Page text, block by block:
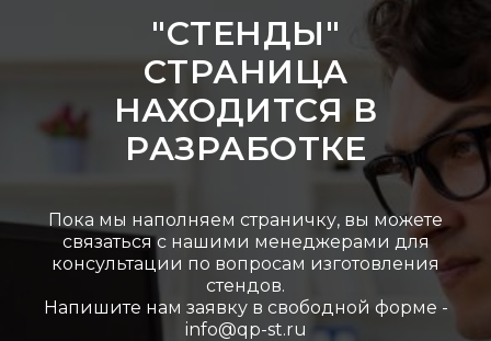
"СТЕНДЫ"
СТРАНИЦА
НАХОДИТСЯ В
РАЗРАБОТКЕ
Пока мы наполняем страничку, вы можете
связаться с нашими менеджерами для
консультации по вопросам изготовления
стендов.
Напишите нам заявку в свободной форме -
info@qp-st.ru